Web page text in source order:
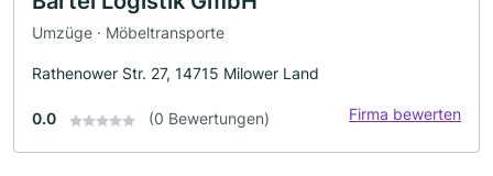
Umzüge · Möbeltransporte
Rathenower Str. 27, 14715 Milower Land
0.0 (0 Bewertungen) Firma bewerten